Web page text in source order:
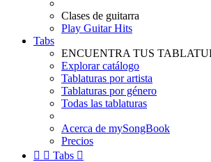
Clases de guitarra
Play Guitar Hits
Tabs
ENCUENTRA TUS
Explorar catálogo
Tablaturas por artista
Tablaturas por género
Todas las tablaturas
Acerca de mySongBook
Precios
  Tabs 